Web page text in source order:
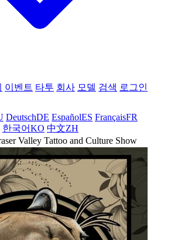
이벤트 타투 회사 모델 검색 로그인
DeutschDE EspañolES FrançaisFR
한국어KO 中文ZH
Valley Tattoo and Culture Show